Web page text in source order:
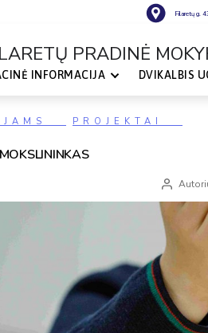
Filaretų g.
PRADINĖ
INFORMACIJA DVIKALBIS
PROJEKTAI
Įrašo
autorius